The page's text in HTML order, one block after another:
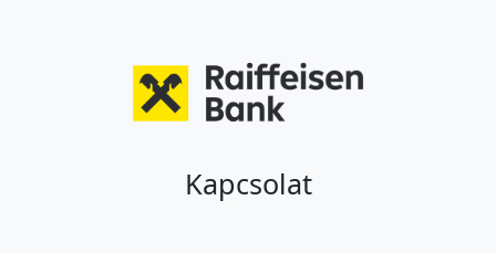
Kapcsolat